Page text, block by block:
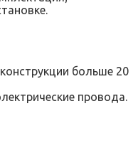
больше 20
провода.